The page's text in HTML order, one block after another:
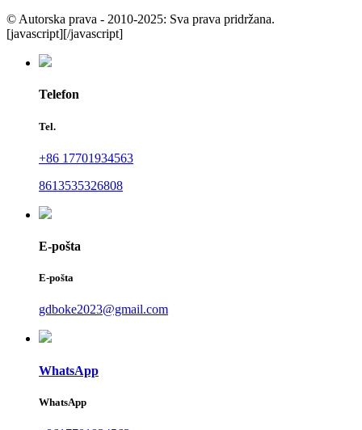
© Autorska prava - 2010-2025: Sva prava pridržana.
[javascript][/javascript]
Telefon
Tel.
+86 17701934563
8613535326808
E-pošta
E-pošta
gdboke2023@gmail.com
WhatsApp
WhatsApp